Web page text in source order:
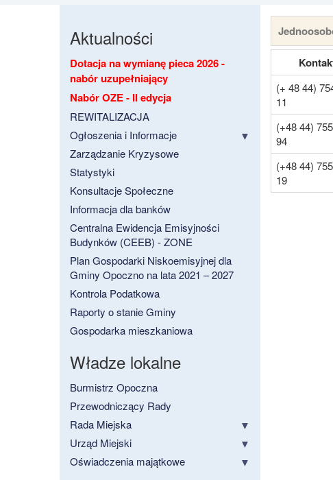
Aktualności
Dotacja na wymianę pieca 2026 -
nabór uzupełniający
Nabór OZE - II edycja
REWITALIZACJA
Ogłoszenia i Informacje
Zarządzanie Kryzysowe
Statystyki
Konsultacje Społeczne
Informacja dla banków
Centralna Ewidencja Emisyjności
Budynków (CEEB) - ZONE
Plan Gospodarki Niskoemisyjnej dla
Gminy Opoczno na lata 2021 – 2027
Kontrola Podatkowa
Raporty o stanie Gminy
Gospodarka mieszkaniowa
Władze lokalne
Burmistrz Opoczna
Przewodniczący Rady
Rada Miejska
Urząd Miejski
Oświadczenia majątkowe
(+ 48 44)
11
(+48 44)
94
(+48 44)
19